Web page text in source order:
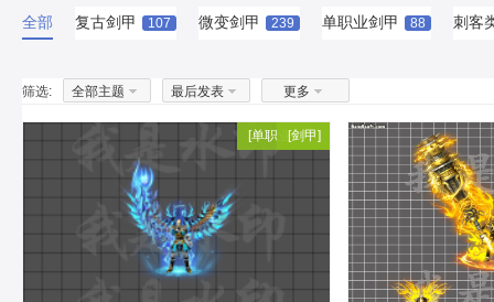
全部 复古剑甲 107 微变剑甲 239 单职业剑甲 88 刺客
筛选: 全部主题 最后发表 更多
[单职业剑甲]
[剑甲]